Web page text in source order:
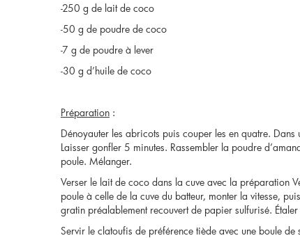
-250 g de lait de coco
-50 g de poudre de coco
-7 g de poudre à lever
-30 g d’huile de coco
Préparation :
Dénoyauter les abricots puis couper les en quatre.
Laisser gonfler 5 minutes. Rassembler la poudre
poule. Mélanger.
Verser le lait de coco dans la cuve avec la préparation
poule à celle de la cuve du batteur, monter la vitesse,
gratin préalablement recouvert de papier sulfurisé.
Servir le clatoufis de préférence tiède avec une boule